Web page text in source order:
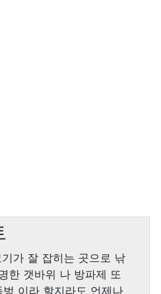
가 잘 잡히는 곳으로 낚
한 갯바위 나 방파제 또
이라 할지라도 언제나